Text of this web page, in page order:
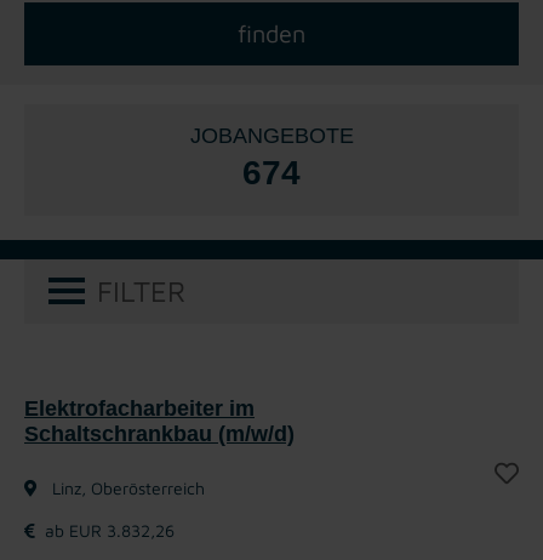
JOBANGEBOTE
674
FILTER
Elektrofacharbeiter im
Schaltschrankbau (m/w/d)
Linz, Oberösterreich
ab EUR 3.832,26